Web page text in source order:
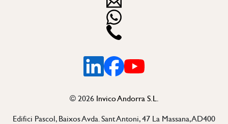
LinkedinFacebookYoutube
© 2026Invico Andorra S.L.
Edifici Pascol, Baixos Avda. Sant Antoni, 47 La Massana, AD400